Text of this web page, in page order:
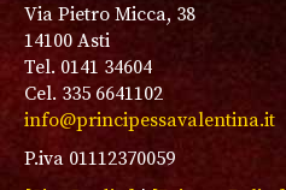
Via Pietro Micca, 38
14100 Asti
Tel. 0141 34604
Cel. 335 6641102
info@principessavalentina.it
P.iva 01112370059